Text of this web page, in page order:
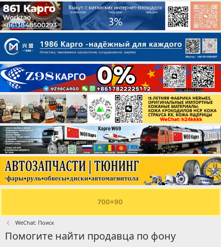
WeChat: Поиск
Помогите найти продавца по фону